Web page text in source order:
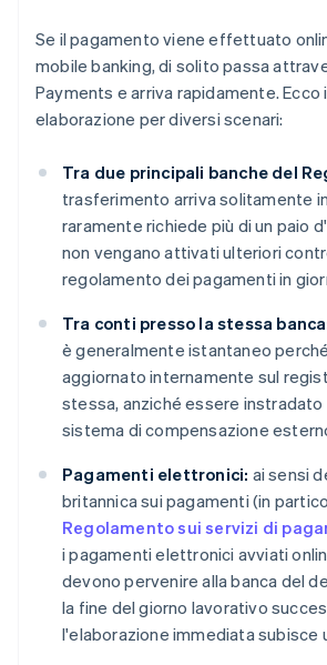
Se il pagamento viene effettuato
mobile banking, di solito passa
Payments e arriva rapidamente. Ecco
elaborazione per diversi scenari:
Tra due principali banche del
trasferimento arriva solitamente
raramente richiede più di un paio
non vengano attivati ulteriori
regolamento dei pagamenti in
Tra conti presso la stessa
è generalmente istantaneo
aggiornato internamente sul
stessa, anziché essere
sistema di compensazione
Pagamenti elettronici: ai sensi
britannica sui pagamenti (in
Regolamento sui servizi di
i pagamenti elettronici avviati
devono pervenire alla banca del
la fine del giorno lavorativo
l'elaborazione immediata subisce